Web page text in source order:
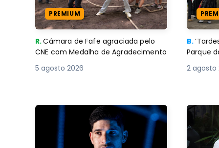
PREMIUM
R.Câmara de Fafe agraciada pelo
CNE com Medalha de Agradecimento
5 agosto 2026
B.
Parque
2 agosto